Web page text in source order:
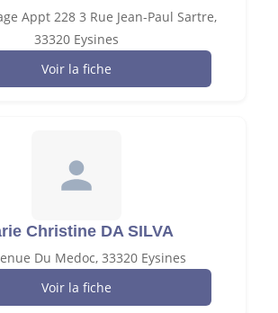
Appt 228 3 Rue Jean-Paul Sartre,
33320 Eysines
Voir la fiche
Christine DA SILVA
Du Medoc, 33320 Eysines
Voir la fiche